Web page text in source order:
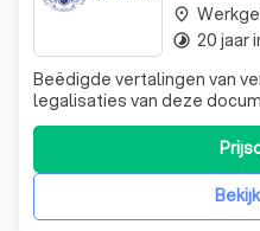
Beëdigde vertalingen van
legalisaties van deze
Ministerie van Buitenlandse
ambassades, legalisatie bij
place
timelapse 20 jaar